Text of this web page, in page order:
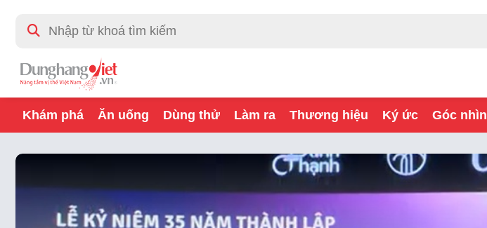
Khám phá Ăn uống Dùng thử Làm ra Thương hiệu Ký ức Góc nhìn